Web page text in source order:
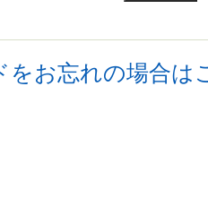
お忘れの場合は